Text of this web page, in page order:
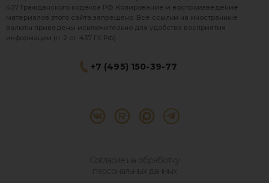
+7 (495) 150-39-77
437 Гражданского кодекса РФ. Копирование и воспроизведение
материалов этого сайта запрещено. Все ссылки на иностранные
валюты приведены исключительно для удобства восприятия
информации (п. 2 ст. 437 ГК РФ).